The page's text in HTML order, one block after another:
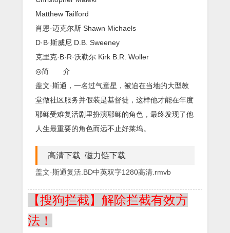
Matthew Tailford
肖恩·迈克尔斯 Shawn Michaels
D·B·斯威尼 D.B. Sweeney
克里克·B·R·沃勒尔 Kirk B.R. Woller
◎简 介
盖文·斯通，一名过气童星，被迫在当地的大型教
堂做社区服务并假装是基督徒，这样他才能在年度
耶稣受难复活剧里扮演耶稣的角色，最终发现了他
人生最重要的角色而远不止好莱坞。
高清下载 磁力链下载
盖文·斯通复活.BD中英双字1280高清.rmvb
【搜狗拦截】解除拦截有效方
法！